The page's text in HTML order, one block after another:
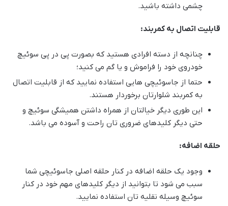
چشمی داشته باشید.
قابلیت اتصال به کمربند:
چنانچه از دسته افرادی هستید که بصورت پی در پی سوئیچ
خودروی خود را فراموش و یا گم می کنید؛
حتما از جاسوئیچی هایی استفاده نمایید که از قابلیت اتصال
به کمربند شلوارتان برخوردار هستند.
این طوری دیگر خیالتان از همراه داشتن همیشگی سوئیچ و
حتی دیگر کلیدهای ضروری تان راحت و آسوده می باشد.
حلقه اضافه:
وجود یک حلقه اضافه در کنار حلقه اصلی جاسوئیچی شما
سبب می شود تا بتوانید از دیگر کلیدهای مهم خود در کنار
سوئیچ وسیله نقلیه تان استفاده نمایید.